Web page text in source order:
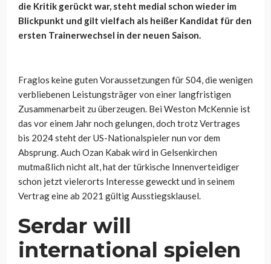
die Kritik gerückt war, steht medial schon wieder im
Blickpunkt und gilt vielfach als heißer Kandidat für den
ersten Trainerwechsel in der neuen Saison.
Fraglos keine guten Voraussetzungen für S04, die wenigen
verbliebenen Leistungsträger von einer langfristigen
Zusammenarbeit zu überzeugen. Bei Weston McKennie ist
das vor einem Jahr noch gelungen, doch trotz Vertrages
bis 2024 steht der US-Nationalspieler nun vor dem
Absprung. Auch Ozan Kabak wird in Gelsenkirchen
mutmaßlich nicht alt, hat der türkische Innenverteidiger
schon jetzt vielerorts Interesse geweckt und in seinem
Vertrag eine ab 2021 gültig Ausstiegsklausel.
Serdar will
international spielen